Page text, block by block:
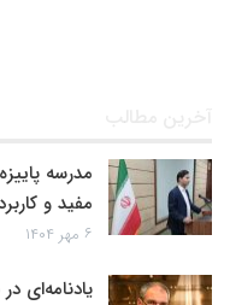
آخرین مطالب
مدرسه
مفید و
۶ مهر ۱۴۰۴
یادنامه‌ای